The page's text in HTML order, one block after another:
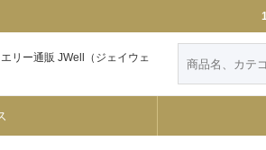
リー通販 JWell（ジェイウェ